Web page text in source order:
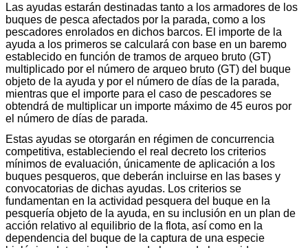
Las ayudas estarán destinadas tanto a los armadores de los
buques de pesca afectados por la parada, como a los
pescadores enrolados en dichos barcos. El importe de la
ayuda a los primeros se calculará con base en un baremo
establecido en función de tramos de arqueo bruto (GT)
multiplicado por el número de arqueo bruto (GT) del buque
objeto de la ayuda y por el número de días de la parada,
mientras que el importe para el caso de pescadores se
obtendrá de multiplicar un importe máximo de 45 euros por
el número de días de parada.
Estas ayudas se otorgarán en régimen de concurrencia
competitiva, estableciendo el real decreto los criterios
mínimos de evaluación, únicamente de aplicación a los
buques pesqueros, que deberán incluirse en las bases y
convocatorias de dichas ayudas. Los criterios se
fundamentan en la actividad pesquera del buque en la
pesquería objeto de la ayuda, en su inclusión en un plan de
acción relativo al equilibrio de la flota, así como en la
dependencia del buque de la captura de una especie